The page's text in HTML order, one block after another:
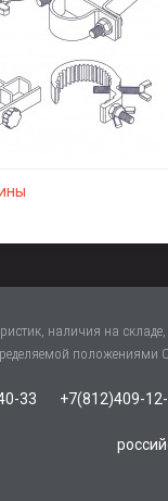
наличия на
положениями
33 +7(812)409-